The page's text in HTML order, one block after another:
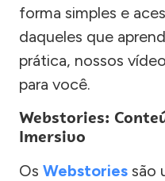
forma simples e
daqueles que
prática, nossos
para você.
Webstories:
Imersivo
Os Webstories são